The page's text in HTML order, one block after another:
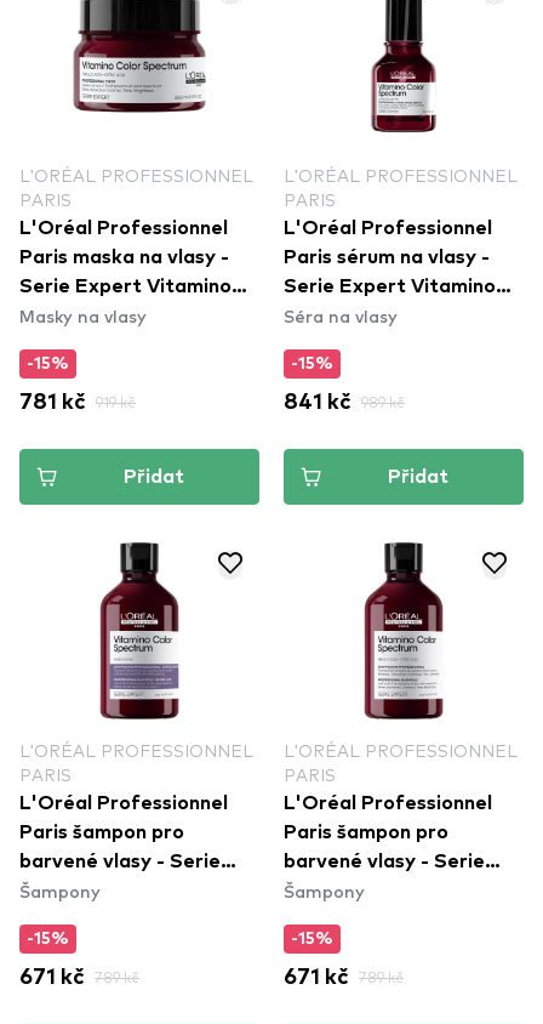
L'ORÉAL PROFESSIONNEL
PARIS
L'Oréal Professionnel
Paris maska na vlasy -
Serie Expert Vitamino
Color Spectrum Masque
Masky na vlasy
-15%
781 kč 919 kč
Přidat
L'ORÉAL PROFESSIONNEL
PARIS
L'Oréal Professionnel
Paris sérum na vlasy -
Serie Expert Vitamino
Color Spectrum Leave in
Séra na vlasy
-15%
841 kč 989 kč
Přidat
L'ORÉAL PROFESSIONNEL
PARIS
L'Oréal Professionnel
Paris šampon pro
barvené vlasy - Serie
Expert Vitamino Color
Shampoo
Šampony
-15%
671 kč 789 kč
L'ORÉAL PROFESSIONNEL
PARIS
L'Oréal Professionnel
Paris šampon pro
barvené vlasy - Serie
Expert Vitamino Color
Šampony
-15%
671 kč 789 kč